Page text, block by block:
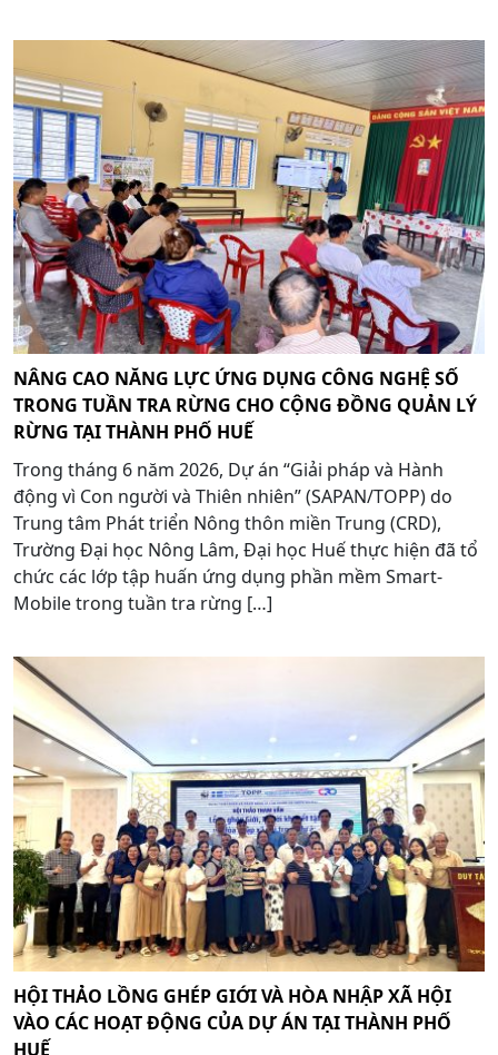
NÂNG CAO NĂNG LỰC ỨNG DỤNG CÔNG NGHỆ SỐ
TRONG TUẦN TRA RỪNG CHO CỘNG ĐỒNG QUẢN LÝ
RỪNG TẠI THÀNH PHỐ HUẾ
Trong tháng 6 năm 2026, Dự án “Giải pháp và Hành
động vì Con người và Thiên nhiên” (SAPAN/TOPP) do
Trung tâm Phát triển Nông thôn miền Trung (CRD),
Trường Đại học Nông Lâm, Đại học Huế thực hiện đã tổ
chức các lớp tập huấn ứng dụng phần mềm Smart-
Mobile trong tuần tra rừng […]
HỘI THẢO LỒNG GHÉP GIỚI VÀ HÒA NHẬP XÃ HỘI
VÀO CÁC HOẠT ĐỘNG CỦA DỰ ÁN TẠI THÀNH PHỐ
HUẾ